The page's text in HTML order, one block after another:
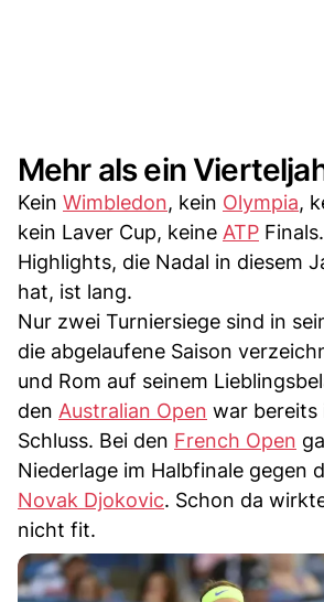
Mehr als ein
Kein Wimbledon, kein Olympia,
kein Laver Cup, keine ATP
Highlights, die Nadal in diesem
hat, ist lang.
Nur zwei Turniersiege sind in
die abgelaufene Saison
und Rom auf seinem
den Australian Open war bereits
Schluss. Bei den French Open
Niederlage im Halbfinale gegen
Novak Djokovic. Schon da
nicht fit.